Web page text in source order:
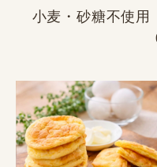
小麦・砂糖不使用